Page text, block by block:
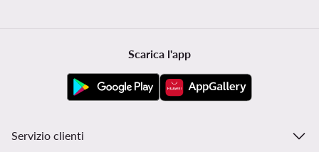
Scarica l'app
Servizio clienti